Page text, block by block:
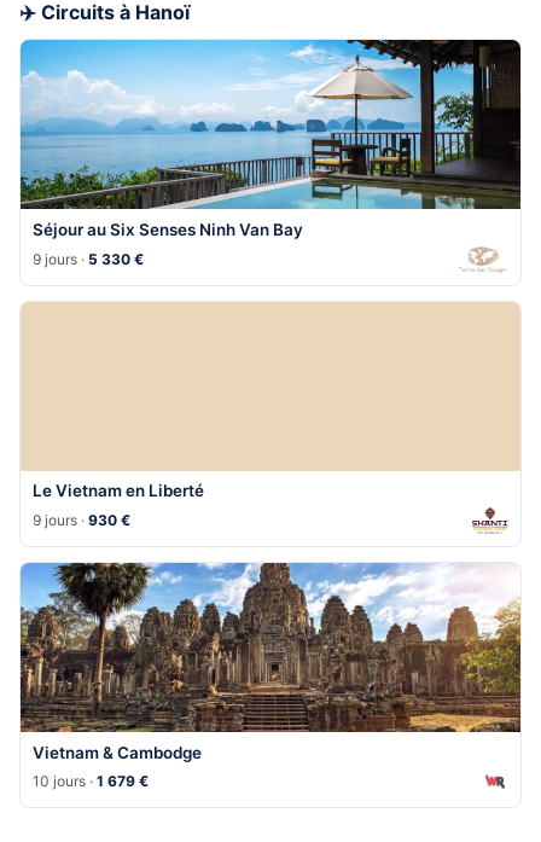
✈️ Circuits à Hanoï
Séjour au Six Senses Ninh Van Bay
9 jours · 5 330 €
Le Vietnam en Liberté
9 jours ·930 €
Vietnam & Cambodge
10 jours ·1 679 €